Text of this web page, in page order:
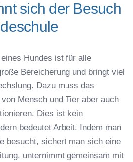
sich der Besuch
eines Hundes ist für alle
Bereicherung und bringt viel
Dazu muss das
Mensch und Tier aber auch
Dies ist kein
bedeutet Arbeit. Indem man
besucht, sichert man sich eine
unternimmt gemeinsam mit